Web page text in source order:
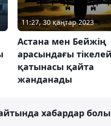
11:27, 30 қаңтар 2023
Астана мен Бейжің
арасындағы
қатынасы қайта
жанданады
хабардар